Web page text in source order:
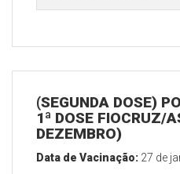
(SEGUNDA DOSE)
1ª DOSE FIOCRUZ/
DEZEMBRO)
Data de Vacinação: 27 de